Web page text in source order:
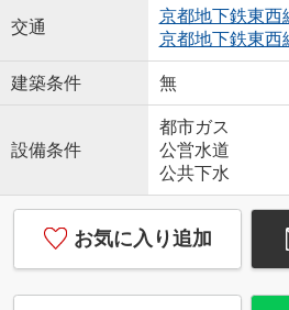
交通
京都地下鉄東西
京都地下鉄東西
建築条件 無
設備条件
都市ガス
公営水道
公共下水
お気に入り追加